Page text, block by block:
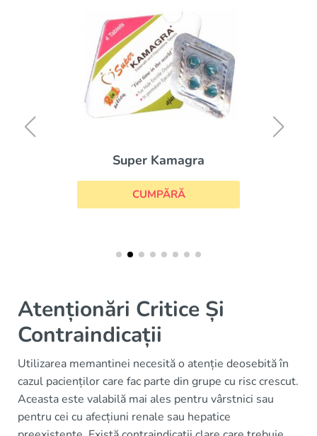
Super Kamagra
CUMPĂRĂ
Atenționări Critice Și
Contraindicații
Utilizarea memantinei necesită o atenție deosebită în
cazul pacienților care fac parte din grupe cu risc crescut.
Aceasta este valabilă mai ales pentru vârstnici sau
pentru cei cu afecțiuni renale sau hepatice